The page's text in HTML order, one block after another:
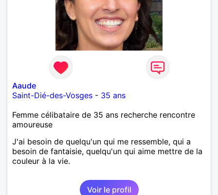
Aaude
Saint-Dié-des-Vosges - 35 ans
Femme célibataire de 35 ans recherche rencontre
amoureuse
J'ai besoin de quelqu'un qui me ressemble, qui a
besoin de fantaisie, quelqu'un qui aime mettre de la
couleur à la vie.
Voir le profil